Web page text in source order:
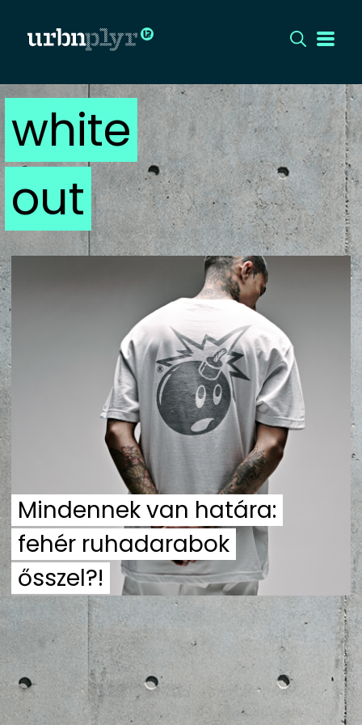
CÍMLAP
DIZÁJN
DIVAT
HIP
KULT
UTCA
ZENE
MÉDIAAJÁNLAT
IMPRESSZUM
PR-ARCHÍVUM
ADATKEZELÉSI TÁJÉKOZTATÓ
white
out
Mindennek van határa:
fehér ruhadarabok
ősszel?!